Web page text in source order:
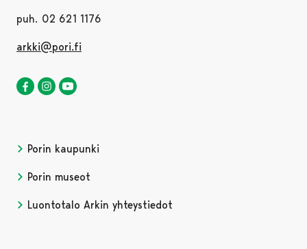
puh. 02 621 1176
arkki@pori.fi
Luontotalo Arkki Facebookissa
Avautuu uudessa välilehdessä
Luontotalo Arkki Instagramissa
Avautuu uudessa välilehdessä
Porin kaupunki
Porin museot
Luontotalo Arkin yhteystiedot